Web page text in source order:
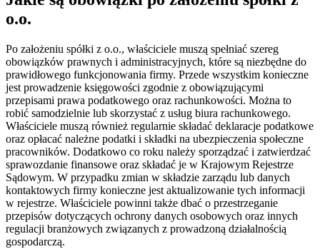
o.o.
Po założeniu spółki z o.o., właściciele muszą spełniać szereg
obowiązków prawnych i administracyjnych, które są niezbędne do
prawidłowego funkcjonowania firmy. Przede wszystkim konieczne
jest prowadzenie księgowości zgodnie z obowiązującymi
przepisami prawa podatkowego oraz rachunkowości. Można to
robić samodzielnie lub skorzystać z usług biura rachunkowego.
Właściciele muszą również regularnie składać deklaracje podatkowe
oraz opłacać należne podatki i składki na ubezpieczenia społeczne
pracowników. Dodatkowo co roku należy sporządzać i zatwierdzać
sprawozdanie finansowe oraz składać je w Krajowym Rejestrze
Sądowym. W przypadku zmian w składzie zarządu lub danych
kontaktowych firmy konieczne jest aktualizowanie tych informacji
w rejestrze. Właściciele powinni także dbać o przestrzeganie
przepisów dotyczących ochrony danych osobowych oraz innych
regulacji branżowych związanych z prowadzoną działalnością
gospodarczą.